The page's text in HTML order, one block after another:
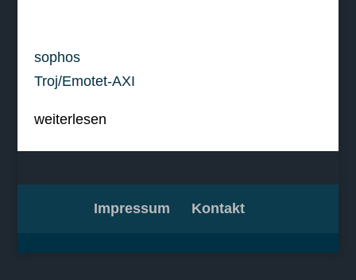
sophos
Troj/Emotet-AXI
weiterlesen
Impressum Kontakt